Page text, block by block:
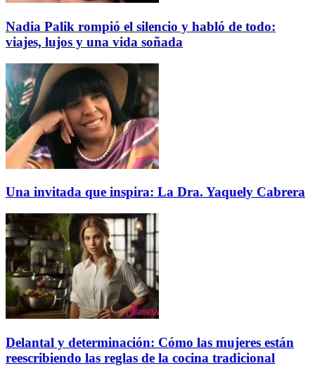
Nadia Palik rompió el silencio y habló de todo:
viajes, lujos y una vida soñada
Una invitada que inspira: La Dra. Yaquely Cabrera
Delantal y determinación: Cómo las mujeres están
reescribiendo las reglas de la cocina tradicional